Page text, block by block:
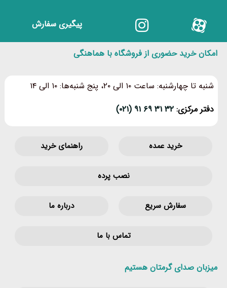
پیگیری سفارش
امکان خرید حضوری از فروشگاه با هماهنگی
شنبه تا چهارشنبه: ساعت ۱۰ الی ۲۰، پنج شنبه‌ها: ۱۰ الی ۱۴
دفتر مرکزی: ۳۲ ۳۱ ۶۹ ۹۱ (۰۲۱)
خرید عمده راهنمای خرید
نصب پرده
سفارش سریع درباره ما
تماس با ما
میزبان صدای گرمتان هستیم